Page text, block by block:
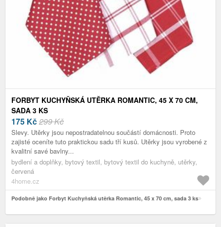
FORBYT KUCHYŇSKÁ UTĚRKA ROMANTIC, 45 X 70 CM,
SADA 3 KS
175 Kč299 Kč
Slevy. Utěrky jsou nepostradatelnou součástí domácnosti. Proto
zajisté oceníte tuto praktickou sadu tří kusů. Utěrky jsou vyrobené z
kvalitní savé bavlny...
bydlení a doplňky, bytový textil, bytový textil do kuchyně, utěrky,
červená
4home.cz
Podobně jako Forbyt Kuchyňská utěrka Romantic, 45 x 70 cm, sada 3 ks